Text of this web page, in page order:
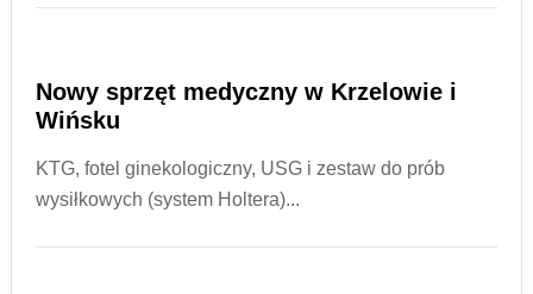
Nowy sprzęt medyczny w Krzelowie i
Wińsku
KTG, fotel ginekologiczny, USG i zestaw do prób
wysiłkowych (system Holtera)...